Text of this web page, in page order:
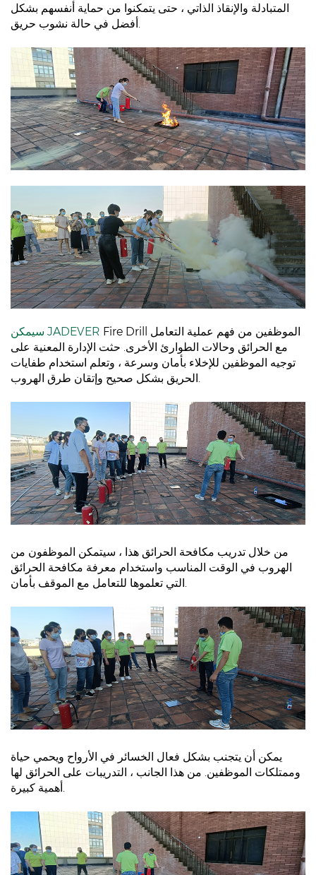
المتبادلة والإنقاذ الذاتي ، حتى يتمكنوا من حماية أنفسهم بشكل
أفضل في حالة نشوب حريق.
سيمكن JADEVER Fire Drill الموظفين من فهم عملية التعامل
مع الحرائق وحالات الطوارئ الأخرى. حثت الإدارة المعنية على
توجيه الموظفين للإخلاء بأمان وسرعة ، وتعلم استخدام طفايات
الحريق بشكل صحيح وإتقان طرق الهروب.
من خلال تدريب مكافحة الحرائق هذا ، سيتمكن الموظفون من
الهروب في الوقت المناسب واستخدام معرفة مكافحة الحرائق
التي تعلموها للتعامل مع الموقف بأمان.
يمكن أن يتجنب بشكل فعال الخسائر في الأرواح ويحمي حياة
وممتلكات الموظفين. من هذا الجانب ، التدريبات على الحرائق لها
أهمية كبيرة.